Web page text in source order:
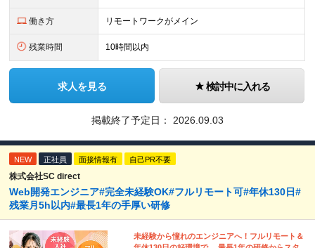
働き方 リモートワークがメイン
残業時間 10時間以内
求人を見る 検討中に入れる
掲載終了予定日： 2026.09.03
NEW 正社員 面接情報有 自己PR不要
株式会社SC direct
Web開発エンジニア#完全未経験OK#フルリモート可#年休130日#
残業月5h以内#最長1年の手厚い研修
未経験から憧れのエンジニアへ！フルリモート＆